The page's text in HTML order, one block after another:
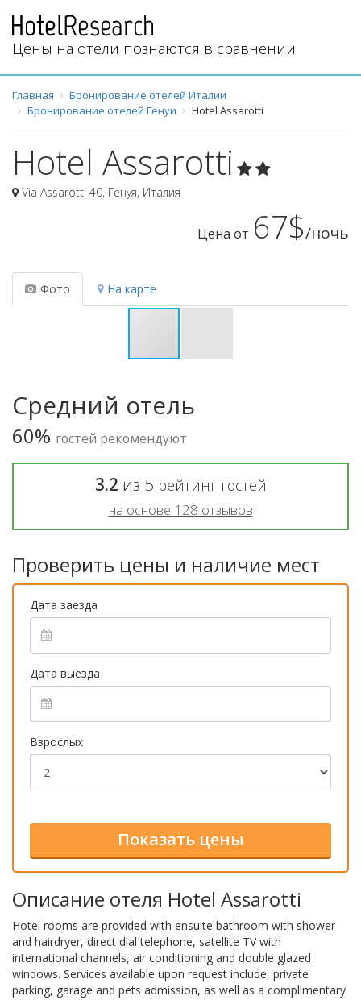
Цены на отели познаются в сравнении
Главная
Бронирование отелей Италии
Бронирование отелей Генуи
Hotel Assarotti
Hotel Assarotti
Via Assarotti 40, Генуя, Италия
Цена от 67$/ночь
Фото На карте
Средний отель
60% гостей рекомендуют
3.2 из 5 рейтинг гостей
на основе 128 отзывов
Проверить цены и наличие мест
Дата заезда
Дата выезда
Взрослых
Описание отеля Hotel Assarotti
Hotel rooms are provided with ensuite bathroom with shower
and hairdryer, direct dial telephone, satellite TV with
international channels, air conditioning and double glazed
windows. Services available upon request include, private
parking, garage and pets admission, as well as a complimentary